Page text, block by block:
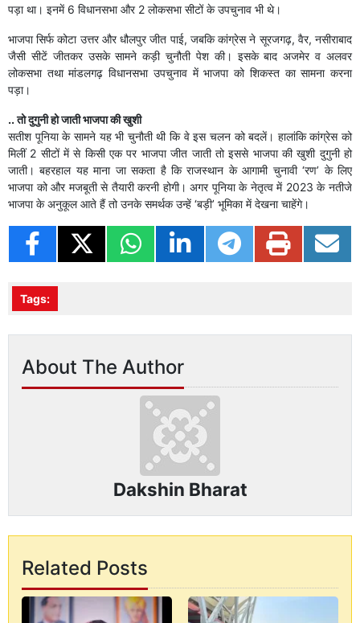
पड़ा था। इनमें 6 विधानसभा और 2 लोकसभा सीटों के उपचुनाव भी थे।
भाजपा सिर्फ कोटा उत्तर और धौलपुर जीत पाई, जबकि कांग्रेस ने सूरजगढ़, वैर, नसीराबाद
जैसी सीटें जीतकर उसके सामने कड़ी चुनौती पेश की। इसके बाद अजमेर व अलवर
लोकसभा तथा मांडलगढ़ विधानसभा उपचुनाव में भाजपा को शिकस्त का सामना करना
पड़ा।
.. तो दुगुनी हो जाती भाजपा की खुशी
सतीश पूनिया के सामने यह भी चुनौती थी कि वे इस चलन को बदलें। हालांकि कांग्रेस को
मिलीं 2 सीटों में से किसी एक पर भाजपा जीत जाती तो इससे भाजपा की खुशी दुगुनी हो
जाती। बहरहाल यह माना जा सकता है कि राजस्थान के आगामी चुनावी ‘रण’ के लिए
भाजपा को और मजबूती से तैयारी करनी होगी। अगर पूनिया के नेतृत्व में 2023 के नतीजे
भाजपा के अनुकूल आते हैं तो उनके समर्थक उन्हें ‘बड़ी’ भूमिका में देखना चाहेंगे।
Tags:
About The Author
Dakshin Bharat
Related Posts